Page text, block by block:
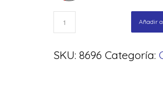
Añadir
SKU:8696 Categoría: